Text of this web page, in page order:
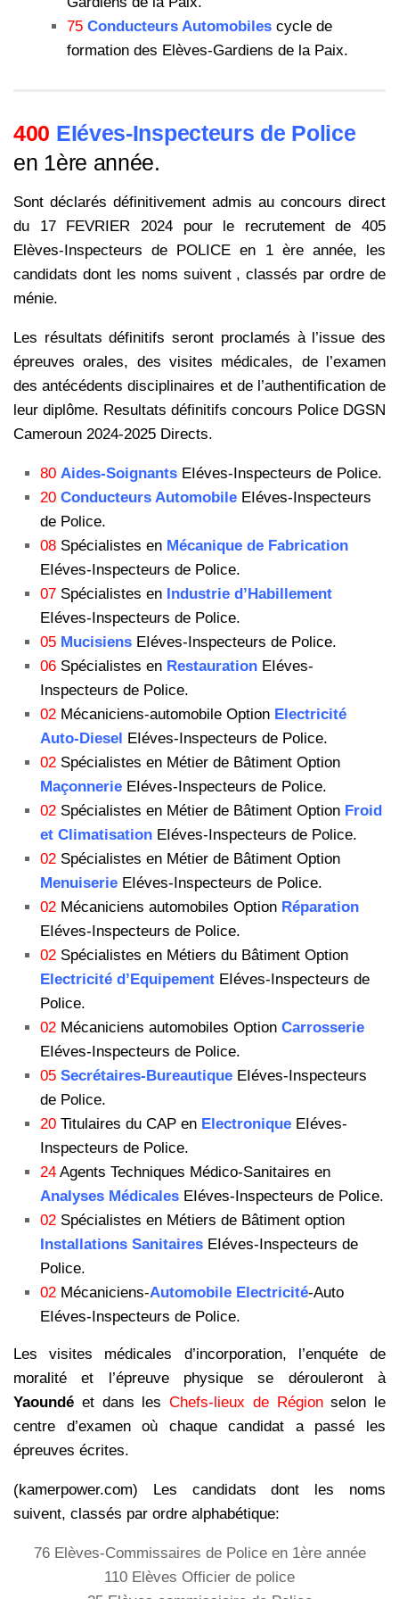
75 Conducteurs Automobiles cycle de
formation des Elèves-Gardiens de la Paix.
400 EIéves-Inspecteurs de Police
en 1ère année.
Sont déclarés définitivement admis au concours direct
du 17 FEVRIER 2024 pour le recrutement de 405
Elèves-Inspecteurs de POLICE en 1 ère année, les
candidats dont les noms suivent , classés par ordre de
ménie.
Les résultats définitifs seront proclamés à l’issue des
épreuves orales, des visites médicales, de l’examen
des antécédents disciplinaires et de l’authentification de
leur diplôme. Resultats définitifs concours Police DGSN
Cameroun 2024-2025 Directs.
80 Aides-Soignants EIéves-Inspecteurs de Police.
20 Conducteurs Automobile EIéves-Inspecteurs
de Police.
08 Spécialistes en Mécanique de Fabrication
EIéves-Inspecteurs de Police.
07 Spécialistes en Industrie d’Habillement
EIéves-Inspecteurs de Police.
05 Mucisiens EIéves-Inspecteurs de Police.
06 Spécialistes en Restauration EIéves-
Inspecteurs de Police.
02 Mécaniciens-automobile Option Electricité
Auto-Diesel EIéves-Inspecteurs de Police.
02 Spécialistes en Métier de Bâtiment Option
Maçonnerie EIéves-Inspecteurs de Police.
02 Spécialistes en Métier de Bâtiment Option Froid
et Climatisation EIéves-Inspecteurs de Police.
02 Spécialistes en Métier de Bâtiment Option
Menuiserie EIéves-Inspecteurs de Police.
02 Mécaniciens automobiles Option Réparation
EIéves-Inspecteurs de Police.
02 Spécialistes en Métiers du Bâtiment Option
Electricité d’Equipement EIéves-Inspecteurs de
Police.
02 Mécaniciens automobiles Option Carrosserie
EIéves-Inspecteurs de Police.
05 Secrétaires-Bureautique EIéves-Inspecteurs
de Police.
20 Titulaires du CAP en Electronique EIéves-
Inspecteurs de Police.
24 Agents Techniques Médico-Sanitaires en
Analyses Médicales EIéves-Inspecteurs de Police.
02 Spécialistes en Métiers de Bâtiment option
Installations Sanitaires EIéves-Inspecteurs de
Police.
02 Mécaniciens-Automobile Electricité-Auto
EIéves-Inspecteurs de Police.
Les visites médicales d’incorporation, l’enquéte de
moralité et l’épreuve physique se dérouleront à
Yaoundé et dans les Chefs-lieux de Régionselon le
centre d’examen où chaque candidat a passé les
épreuves écrites.
(kamerpower.com) Les candidats dont les noms
suivent, classés par ordre alphabétique:
76 Elèves-Commissaires de Police en 1ère année
110 Elèves Officier de police